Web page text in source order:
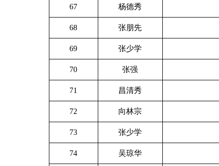
67 杨德秀
68 张朋先
69 张少学
70 张强
71 昌清秀
72 向林宗
73 张少学
74 吴琼华